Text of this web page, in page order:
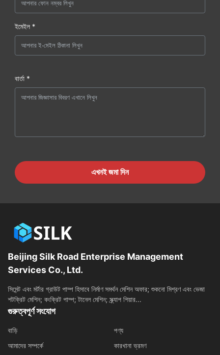
ইমেইল *
বার্তা *
এখনই জমা দিন
Beijing Silk Road Enterprise Management
Services Co., Ltd.
সিমেন্ট এবং মর্টার গ্রাউট পাম্প হিসাবে নির্মাণ সমর্থন মেশিন অফার; শুকনো মিশ্রণ এবং ভেজা
শটক্রিট মেশিন; কংক্রিট পাম্প; টানেল মেশিন; স্ক্র্যাপ শিয়ার...
গুরুত্বপূর্ণ সংযোগ
বাড়ি
পণ্য
আমাদের সম্পর্কে
কারখানা ভ্রমণ